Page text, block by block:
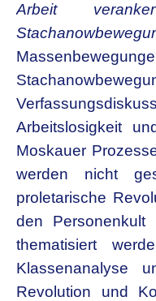
Arbeit
Arbeitslosigkeit
Moskauer
werden nicht
proletarische
den
thematisiert
Klassenanalyse
Revolution und